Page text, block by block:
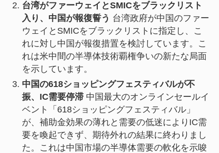
台湾がファーウェイとSMICをブラックリスト
入り、中国が報復誓う 台湾政府が中国のファー
ウェイとSMICをブラックリストに指定し、こ
れに対し中国が報復措置を検討しています。こ
れは米中間の半導体技術覇権争いの新たな局面
を示しています。
中国の618ショッピングフェスティバルが不
振、IC需要停滞中国最大のオンラインセールイ
ベント「618ショッピングフェスティバル」
が、補助金効果の薄れと需要の低迷によりIC需
要を喚起できず、期待外れの結果に終わりまし
た。これは中国市場の半導体需要の軟化を示唆